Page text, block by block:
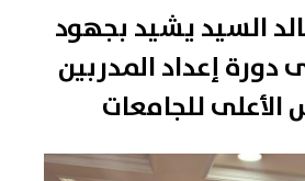
السيد يشيد بجهود
دورة إعداد المدربين
الأعلى للجامعات